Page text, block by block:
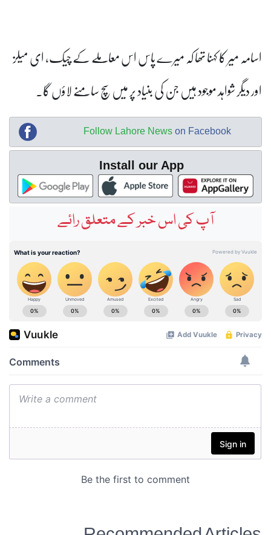
اسامہ میر کا کہنا تھا کہ میرے پاس اس معاملے کے چیک، ای میلز
اور دیگر شواہد موجود ہیں جن کی بنیاد پر میں سچ سامنے لاؤں گا۔
Follow Lahore News on Facebook
Install our App
آپ کی اس خبر کے متعلق رائے